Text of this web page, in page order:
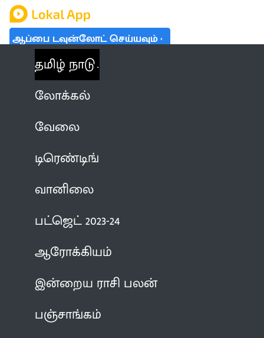
ஆப்பை டவுன்லோட் செய்யவும்
தமிழ் நாடு
லோக்கல்
வேலை
டிரெண்டிங்
வானிலை
பட்ஜெட் 2023-24
ஆரோக்கியம்
இன்றைய ராசி பலன்
பஞ்சாங்கம்